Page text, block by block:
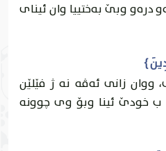
وبێ به‌ختییا وان ئيناى
ووان زانى ئه‌ڤه‌ نه‌ ژ فێلێن
ب خودێ ئينا وبۆ وى چوونه‌